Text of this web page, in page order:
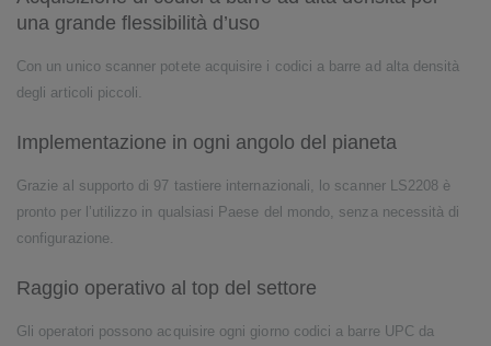
una grande flessibilità d’uso
Con un unico scanner potete acquisire i codici a barre ad alta densità
degli articoli piccoli.
Implementazione in ogni angolo del pianeta
Grazie al supporto di 97 tastiere internazionali, lo scanner LS2208 è
pronto per l’utilizzo in qualsiasi Paese del mondo, senza necessità di
configurazione.
Raggio operativo al top del settore
Gli operatori possono acquisire ogni giorno codici a barre UPC da